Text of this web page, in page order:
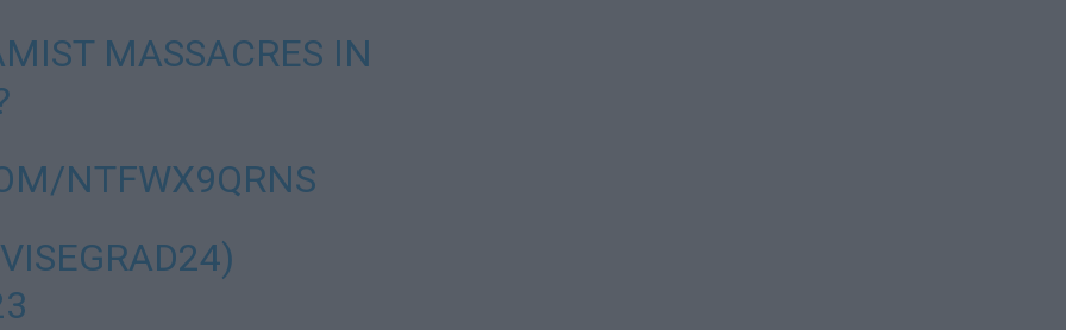
MASSACRES IN
NTFWX9QRNS